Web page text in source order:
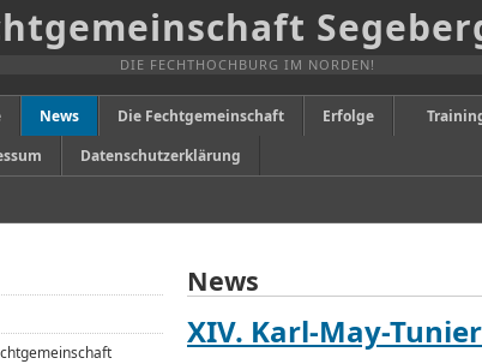
DIE FECHTHOCHBURG IM NORDEN!
News Die Fechtgemeinschaft Erfolge
Datenschutzerklärung
News
XIV. Karl-May-